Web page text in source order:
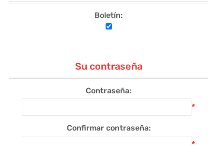
Boletín:
Su contraseña
Contraseña:
*
Confirmar contraseña: